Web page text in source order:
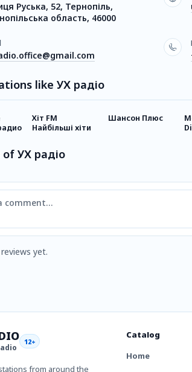
Руська, 52, Тернопіль,
область, 46000
like УХ радіо
Хіт FM
Найбільші хіти
Шансон Плюс
of УХ радіо
yet.
12+
from around the
Catalog
Home